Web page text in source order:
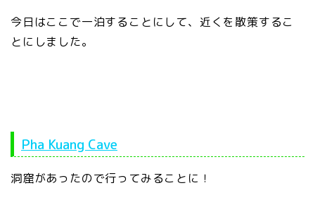
今日はここで一泊することにして、近くを散策するこ
とにしました。
Pha Kuang Cave
洞窟があったので行ってみることに！